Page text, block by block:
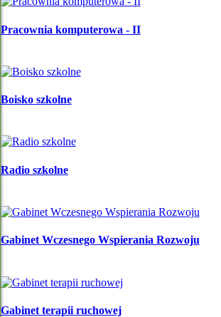
Pracownia komputerowa - II
Boisko szkolne
Radio szkolne
Gabinet Wczesnego Wspierania Rozwoju
Gabinet terapii ruchowej